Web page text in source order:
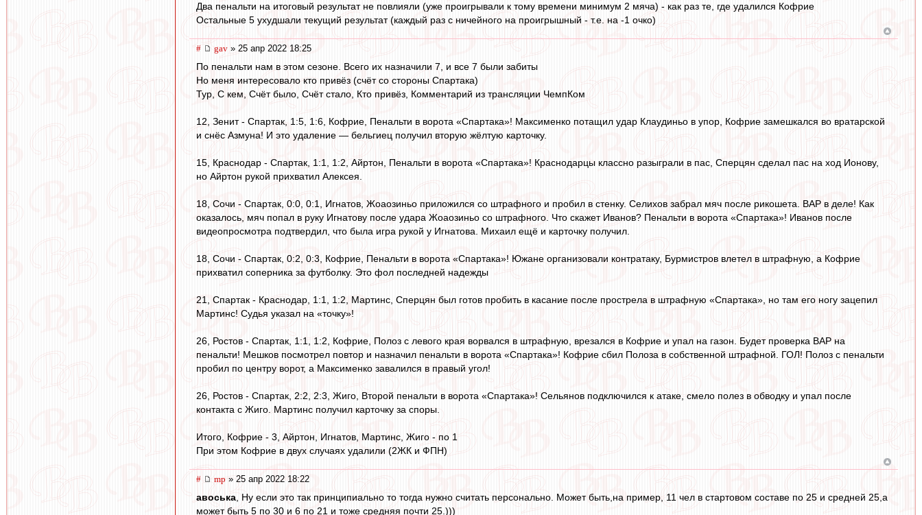
Два пенальти на итоговый результат не повлияли (уже проигрывали к тому времени минимум 2 мяча) - как раз те, где удалился Кофрие
Остальные 5 ухудшали текущий результат (каждый раз с ничейного на проигрышный - т.е. на -1 очко)
# gav » 25 апр 2022 18:25
По пенальти нам в этом сезоне. Всего их назначили 7, и все 7 были забиты
Но меня интересовало кто привёз (счёт со стороны Спартака)
Тур, С кем, Счёт было, Счёт стало, Кто привёз, Комментарий из трансляции ЧемпКом
12, Зенит - Спартак, 1:5, 1:6, Кофрие, Пенальти в ворота «Спартака»! Максименко потащил удар Клаудиньо в упор, Кофрие замешкался во вратарской
и снёс Азмуна! И это удаление — бельгиец получил вторую жёлтую карточку.
15, Краснодар - Спартак, 1:1, 1:2, Айртон, Пенальти в ворота «Спартака»! Краснодарцы классно разыграли в пас, Сперцян сделал пас на ход Ионову,
но Айртон рукой прихватил Алексея.
18, Сочи - Спартак, 0:0, 0:1, Игнатов, Жоаозиньо приложился со штрафного и пробил в стенку. Селихов забрал мяч после рикошета. ВАР в деле! Как
оказалось, мяч попал в руку Игнатову после удара Жоаозиньо со штрафного. Что скажет Иванов? Пенальти в ворота «Спартака»! Иванов после
видеопросмотра подтвердил, что была игра рукой у Игнатова. Михаил ещё и карточку получил.
18, Сочи - Спартак, 0:2, 0:3, Кофрие, Пенальти в ворота «Спартака»! Южане организовали контратаку, Бурмистров влетел в штрафную, а Кофрие
прихватил соперника за футболку. Это фол последней надежды
21, Спартак - Краснодар, 1:1, 1:2, Мартинс, Сперцян был готов пробить в касание после прострела в штрафную «Спартака», но там его ногу зацепил
Мартинс! Судья указал на «точку»!
26, Ростов - Спартак, 1:1, 1:2, Кофрие, Полоз с левого края ворвался в штрафную, врезался в Кофрие и упал на газон. Будет проверка ВАР на
пенальти! Мешков посмотрел повтор и назначил пенальти в ворота «Спартака»! Кофрие сбил Полоза в собственной штрафной. ГОЛ! Полоз с пенальти
пробил по центру ворот, а Максименко завалился в правый угол!
26, Ростов - Спартак, 2:2, 2:3, Жиго, Второй пенальти в ворота «Спартака»! Сельянов подключился к атаке, смело полез в обводку и упал после
контакта с Жиго. Мартинс получил карточку за споры.
Итого, Кофрие - 3, Айртон, Игнатов, Мартинс, Жиго - по 1
При этом Кофрие в двух случаях удалили (2ЖК и ФПН)
# mp » 25 апр 2022 18:22
авоська , Ну если это так принципиально то тогда нужно считать персонально. Может быть,на пример, 11 чел в стартовом составе по 25 и средней 25,а
может быть 5 по 30 и 6 по 21 и тоже средняя почти 25.)))